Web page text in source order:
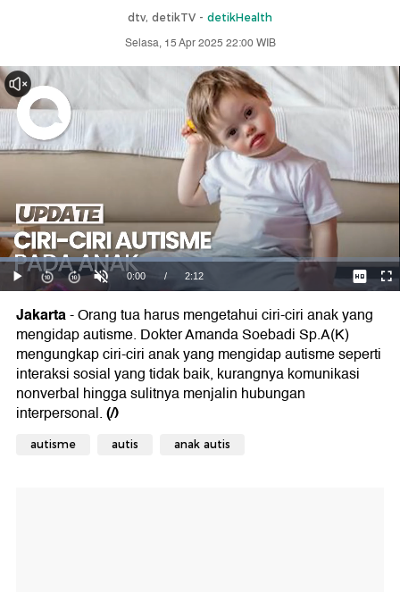
dtv, detikTV - detikHealth
Selasa, 15 Apr 2025 22:00 WIB
Jakarta- Orang tua harus mengetahui ciri-ciri anak yang
mengidap autisme. Dokter Amanda Soebadi Sp.A(K)
mengungkap ciri-ciri anak yang mengidap autisme seperti
interaksi sosial yang tidak baik, kurangnya komunikasi
nonverbal hingga sulitnya menjalin hubungan
interpersonal.(/)
autisme autis anak autis